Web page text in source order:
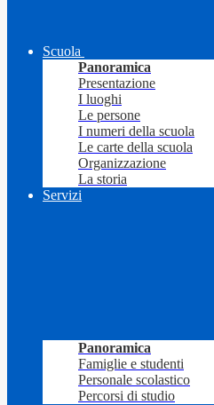
Scuola
Panoramica
Presentazione
I luoghi
Le persone
I numeri della scuola
Le carte della scuola
Organizzazione
La storia
Servizi
Panoramica
Famiglie e studenti
Personale scolastico
Percorsi di studio